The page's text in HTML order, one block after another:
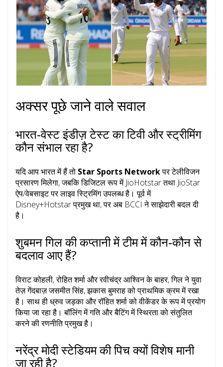
अक्सर पूछे जाने वाले सवाल
भारत‑वेस्ट इंडीज़ टेस्ट का टिवी और स्ट्रीमिंग
कौन संभाल रहा है?
यदि आप भारत में हैं तो Star Sports Networkपर टेलीविजन
प्रसारण मिलेगा, जबकि डिजिटल रूप में JioHotstarतथा JioStar
ऐप/वेबसाइट पर लाइव स्ट्रिमिंग उपलब्ध है। पूर्व में
Disney+Hotstar प्रमुख था, पर अब BCCI ने साझेदारी बदल दी
है।
शुबमन गिल की कप्तानी में टीम में कौन‑कौन से
बदलाव आए हैं?
विराट कोहली, रोहित शर्मा और रवीचंद्र आश्विन के बाहर, गिल ने युवा
तेज़ गेंदबाज़ जसमीत सिंह, झकास बुमराह को प्राथमिक क्रम में रखा
है। साथ ही ध्रुव जड़का और रॉहित शर्मा को वीकेंडर के रूप में प्रयोग
किया जा रहा है। बॉलिंग में गति और बैटिंग में स्थिरता को संतुलित
करने की रणनीति प्रमुख है।
नरेंद्र मोदी स्टेडियम की पिच क्यों विशेष मानी
जा रही है?